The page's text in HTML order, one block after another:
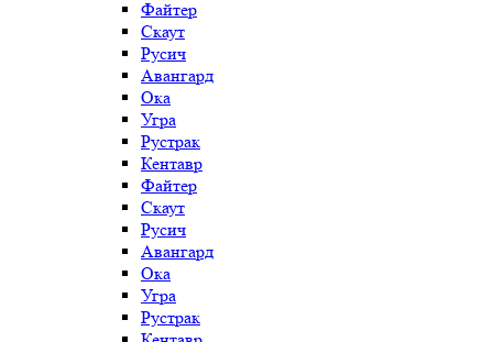
Файтер
Скаут
Русич
Авангард
Ока
Угра
Рустрак
Кентавр
Файтер
Скаут
Русич
Авангард
Ока
Угра
Рустрак